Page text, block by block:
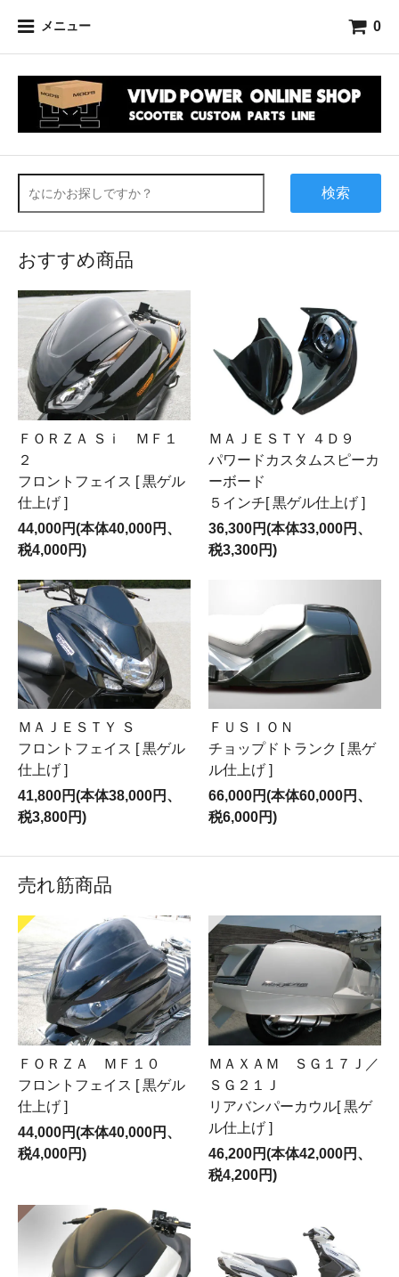
メニュー 0
検索
おすすめ商品
ＦＯＲＺＡ Ｓｉ ＭＦ１
２
フロントフェイス [ 黒ゲル
仕上げ ]
44,000円(本体40,000円、
税4,000円)
ＭＡＪＥＳＴＹ ４Ｄ９
パワードカスタムスピーカ
ーボード
５インチ[ 黒ゲル仕上げ ]
36,300円(本体33,000円、
税3,300円)
ＭＡＪＥＳＴＹ Ｓ
フロントフェイス [ 黒ゲル
仕上げ ]
41,800円(本体38,000円、
税3,800円)
ＦＵＳＩＯＮ
チョップドトランク [ 黒ゲ
ル仕上げ ]
66,000円(本体60,000円、
税6,000円)
売れ筋商品
ＦＯＲＺＡ ＭＦ１０
フロントフェイス [ 黒ゲル
仕上げ ]
44,000円(本体40,000円、
税4,000円)
ＭＡＸＡＭ ＳＧ１７Ｊ／
ＳＧ２１Ｊ
リアバンパーカウル[ 黒ゲ
ル仕上げ ]
46,200円(本体42,000円、
税4,200円)